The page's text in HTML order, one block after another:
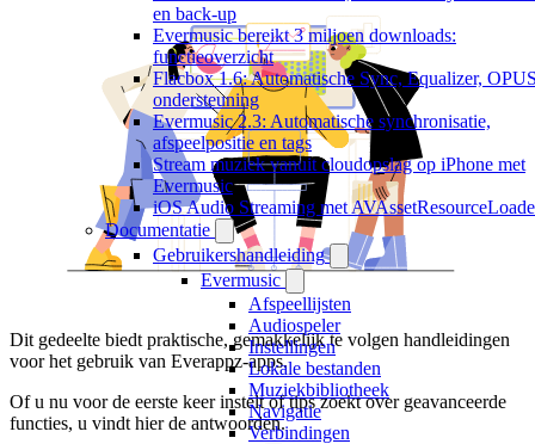
en back-up
Evermusic bereikt 3 miljoen downloads:
functieoverzicht
Flacbox 1.6: Automatische Sync, Equalizer,
ondersteuning
Evermusic 2.3: Automatische synchronisatie,
afspeelpositie en tags
Stream muziek vanuit cloudopslag op iPhone met
Evermusic
iOS Audio Streaming met
Documentatie
Gebruikershandleiding
Evermusic
Afspeellijsten
Audiospeler
Instellingen
Lokale bestanden
Muziekbibliotheek
Navigatie
Verbindingen
Dit gedeelte biedt praktische, gemakkelijk te volgen handleidingen
voor het gebruik van Everappz-apps.
Of u nu voor de eerste keer instelt of tips zoekt over geavanceerde
functies, u vindt hier de antwoorden.